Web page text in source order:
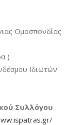
Ομοσπονδίας
)
Ιδιωτών
Συλλόγου